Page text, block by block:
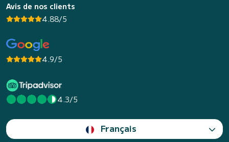
Avis de nos clients
4.88/5
4.9/5
4.3/5
Français